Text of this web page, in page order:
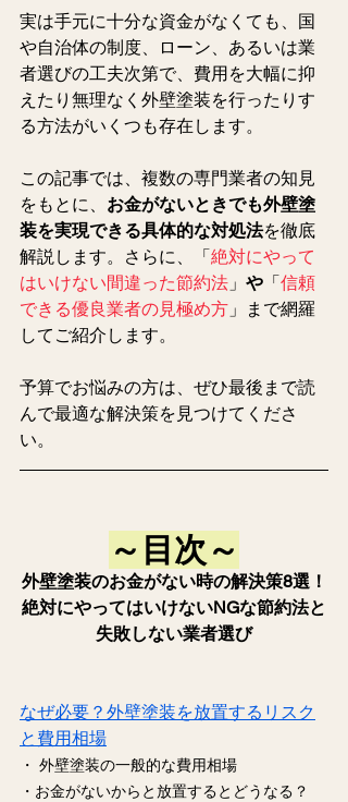
実は手元に十分な資金がなくても、国
や自治体の制度、ローン、あるいは業
者選びの工夫次第で、費用を大幅に抑
えたり無理なく外壁塗装を行ったりす
る方法がいくつも存在します。
この記事では、複数の専門業者の知見
をもとに、 お金がないときでも外壁塗
装を実現できる具体的な対処法を徹底
解説します。さらに、「 絶対にやって
はいけない間違った節約法 」 や 「 信頼
できる優良業者の見極め方 」まで網羅
してご紹介します。
予算でお悩みの方は、ぜひ最後まで読
んで最適な解決策を見つけてくださ
い。
～目次～
外壁塗装のお金がない時の解決策8選！
絶対にやってはいけないNGな節約法と
失敗しない業者選び
なぜ必要？外壁塗装を放置するリスク
と費用相場
・ 外壁塗装の一般的な費用相場
・お金がないからと放置するとどうなる？